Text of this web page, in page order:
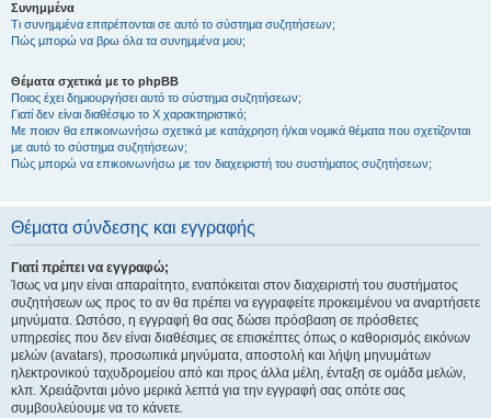
Συνημμένα
Τι συνημμένα επιτρέπονται σε αυτό το σύστημα συζητήσεων;
Πώς μπορώ να βρω όλα τα συνημμένα μου;
Θέματα σχετικά με το phpBB
Ποιος έχει δημιουργήσει αυτό το σύστημα συζητήσεων;
Γιατί δεν είναι διαθέσιμο το Χ χαρακτηριστικό;
Με ποιον θα επικοινωνήσω σχετικά με κατάχρηση ή/και νομικά θέματα που σχετίζονται
με αυτό το σύστημα συζητήσεων;
Πώς μπορώ να επικοινωνήσω με τον διαχειριστή του συστήματος συζητήσεων;
Θέματα σύνδεσης και εγγραφής
Γιατί πρέπει να εγγραφώ;
Ίσως να μην είναι απαραίτητο, εναπόκειται στον διαχειριστή του συστήματος
συζητήσεων ως προς το αν θα πρέπει να εγγραφείτε προκειμένου να αναρτήσετε
μηνύματα. Ωστόσο, η εγγραφή θα σας δώσει πρόσβαση σε πρόσθετες
υπηρεσίες που δεν είναι διαθέσιμες σε επισκέπτες όπως ο καθορισμός εικόνων
μελών (avatars), προσωπικά μηνύματα, αποστολή και λήψη μηνυμάτων
ηλεκτρονικού ταχυδρομείου από και προς άλλα μέλη, ένταξη σε ομάδα μελών,
κλπ. Χρειάζονται μόνο μερικά λεπτά για την εγγραφή σας οπότε σας
συμβουλεύουμε να το κάνετε.